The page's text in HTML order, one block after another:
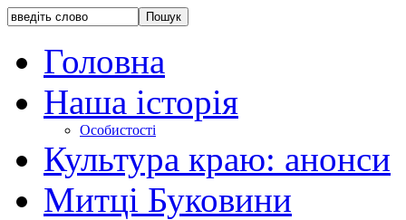
Головна
Наша історія
Особистості
Культура краю: анонси
Митці Буковини